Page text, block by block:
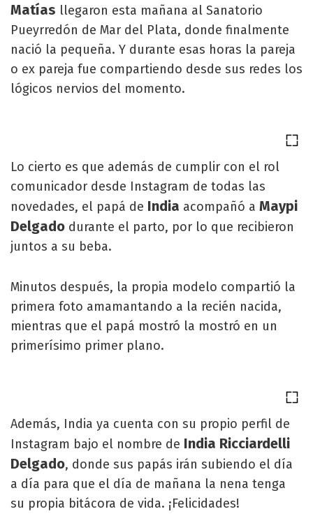
Matías llegaron esta mañana al Sanatorio
Pueyrredón de Mar del Plata, donde finalmente
nació la pequeña. Y durante esas horas la pareja
o ex pareja fue compartiendo desde sus redes los
lógicos nervios del momento.
Lo cierto es que además de cumplir con el rol
comunicador desde Instagram de todas las
novedades, el papá de India acompañó a Maypi
Delgado durante el parto, por lo que recibieron
juntos a su beba.
Minutos después, la propia modelo compartió la
primera foto amamantando a la recién nacida,
mientras que el papá mostró la mostró en un
primerísimo primer plano.
Además, India ya cuenta con su propio perfil de
Instagram bajo el nombre de India Ricciardelli
Delgado, donde sus papás irán subiendo el día
a día para que el día de mañana la nena tenga
su propia bitácora de vida. ¡Felicidades!